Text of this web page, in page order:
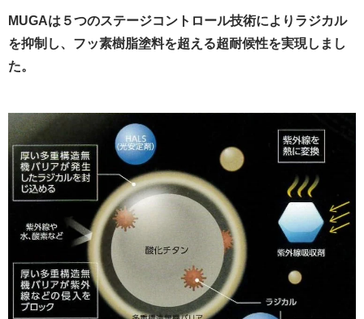
MUGAは５つのステージコントロール技術によりラジカル
を抑制し、フッ素樹脂塗料を超える超耐候性を実現しまし
た。